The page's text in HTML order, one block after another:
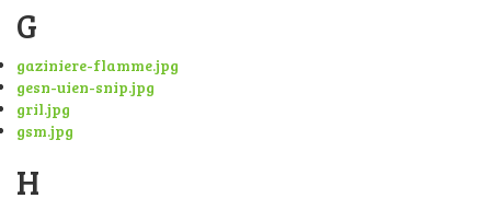
G
gaziniere-flamme.jpg
gesn-uien-snip.jpg
gril.jpg
gsm.jpg
H